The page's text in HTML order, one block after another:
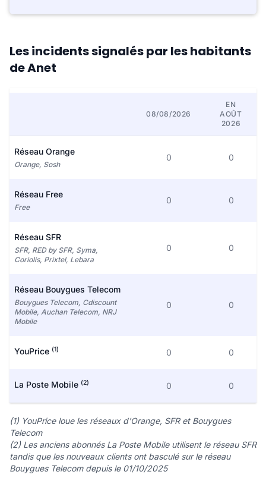
Les incidents signalés par les habitants
de Anet
08/08/2026
EN
AOÛT
2026
Réseau Orange
Orange, Sosh
0 0
Réseau Free
Free
0 0
Réseau SFR
SFR, RED by SFR, Syma,
Coriolis, Prixtel, Lebara
0 0
Réseau Bouygues Telecom
Bouygues Telecom, Cdiscount
Mobile, Auchan Telecom, NRJ
Mobile
0 0
YouPrice (1) 0 0
La Poste Mobile (2) 0 0
(1) YouPrice loue les réseaux d'Orange, SFR et Bouygues
Telecom
(2) Les anciens abonnés La Poste Mobile utilisent le réseau SFR
tandis que les nouveaux clients ont basculé sur le réseau
Bouygues Telecom depuis le 01/10/2025